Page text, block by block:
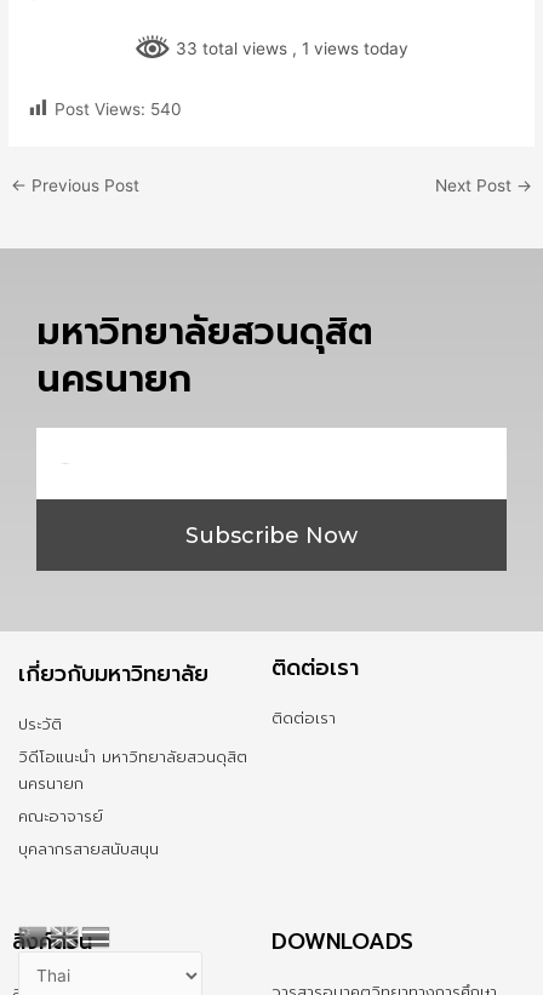
33 total views , 1 views today
Post Views: 540
← Previous Post Next Post →
มหาวิทยาลัยสวนดุสิต
นครนายก
Subscribe Now
เกี่ยวกับมหาวิทยาลัย
ประวัติ
วิดีโอแนะนำ มหาวิทยาลัยสวนดุสิต
นครนายก
คณะอาจารย์
บุคลากรสายสนับสนุน
ติดต่อเรา
ติดต่อเรา
ลิ้งค์ด่วน DOWNLOADS